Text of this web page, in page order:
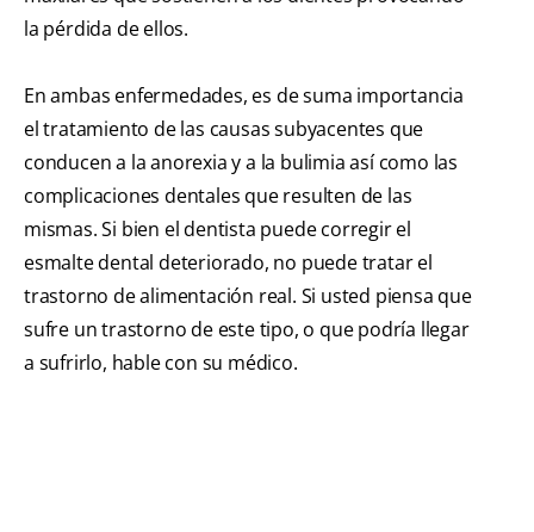
la pérdida de ellos.
En ambas enfermedades, es de suma importancia
el tratamiento de las causas subyacentes que
conducen a la anorexia y a la bulimia así como las
complicaciones dentales que resulten de las
mismas. Si bien el dentista puede corregir el
esmalte dental deteriorado, no puede tratar el
trastorno de alimentación real. Si usted piensa que
sufre un trastorno de este tipo, o que podría llegar
a sufrirlo, hable con su médico.